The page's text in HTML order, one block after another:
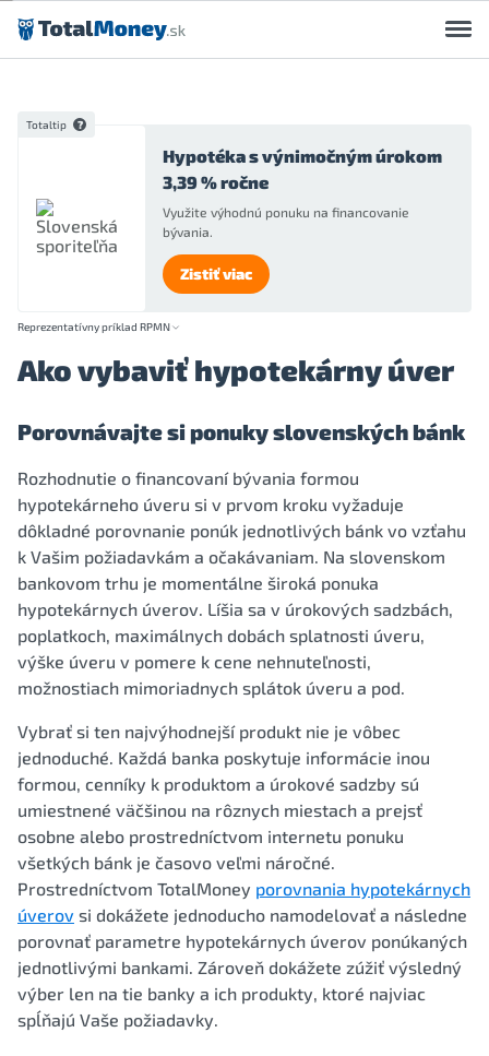
Preskočiť na obsah
Totaltip
Hypotéka s výnimočným úrokom
3,39 % ročne
Využite výhodnú ponuku na financovanie
bývania.
Zistiť viac
Reprezentatívny príklad RPMN
Ako vybaviť hypotekárny úver
Porovnávajte si ponuky slovenských bánk
Rozhodnutie o financovaní bývania formou
hypotekárneho úveru si v prvom kroku vyžaduje
dôkladné porovnanie ponúk jednotlivých bánk vo vzťahu
k Vašim požiadavkám a očakávaniam. Na slovenskom
bankovom trhu je momentálne široká ponuka
hypotekárnych úverov. Líšia sa v úrokových sadzbách,
poplatkoch, maximálnych dobách splatnosti úveru,
výške úveru v pomere k cene nehnuteľnosti,
možnostiach mimoriadnych splátok úveru a pod.
Vybrať si ten najvýhodnejší produkt nie je vôbec
jednoduché. Každá banka poskytuje informácie inou
formou, cenníky k produktom a úrokové sadzby sú
umiestnené väčšinou na rôznych miestach a prejsť
osobne alebo prostredníctvom internetu ponuku
všetkých bánk je časovo veľmi náročné.
Prostredníctvom TotalMoney porovnania hypotekárnych
úverov si dokážete jednoducho namodelovať a následne
porovnať parametre hypotekárnych úverov ponúkaných
jednotlivými bankami. Zároveň dokážete zúžiť výsledný
výber len na tie banky a ich produkty, ktoré najviac
spĺňajú Vaše požiadavky.